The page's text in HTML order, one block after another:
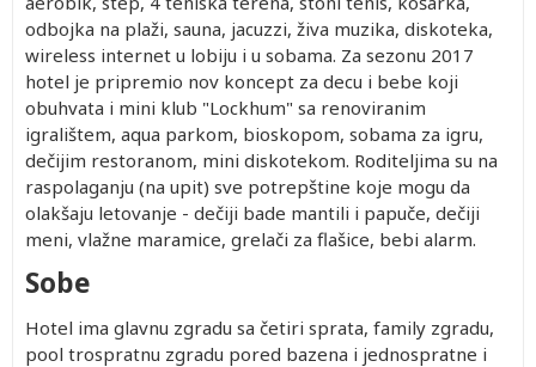
odbojka na plaži, sauna, jacuzzi, živa muzika, diskoteka,
wireless internet u lobiju i u sobama. Za sezonu 2017
hotel je pripremio nov koncept za decu i bebe koji
obuhvata i mini klub "Lockhum" sa renoviranim
igralištem, aqua parkom, bioskopom, sobama za igru,
dečijim restoranom, mini diskotekom. Roditeljima su na
raspolaganju (na upit) sve potrepštine koje mogu da
olakšaju letovanje - dečiji bade mantili i papuče, dečiji
meni, vlažne maramice, grelači za flašice, bebi alarm.
Sobe
Hotel ima glavnu zgradu sa četiri sprata, family zgradu,
pool trospratnu zgradu pored bazena i jednospratne i